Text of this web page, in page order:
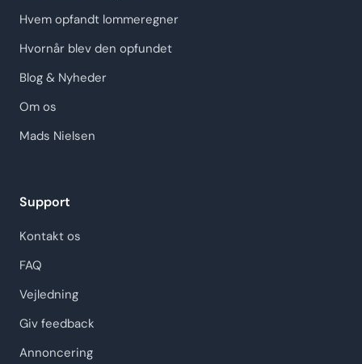
Hvem opfandt lommeregner
Hvornår blev den opfundet
Blog & Nyheder
Om os
Mads Nielsen
Support
Kontakt os
FAQ
Vejledning
Giv feedback
Annoncering